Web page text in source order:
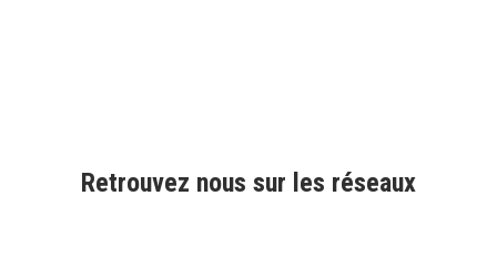
Retrouvez nous sur les réseaux